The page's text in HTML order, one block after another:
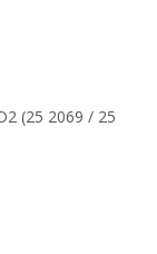
(25 2069 / 25